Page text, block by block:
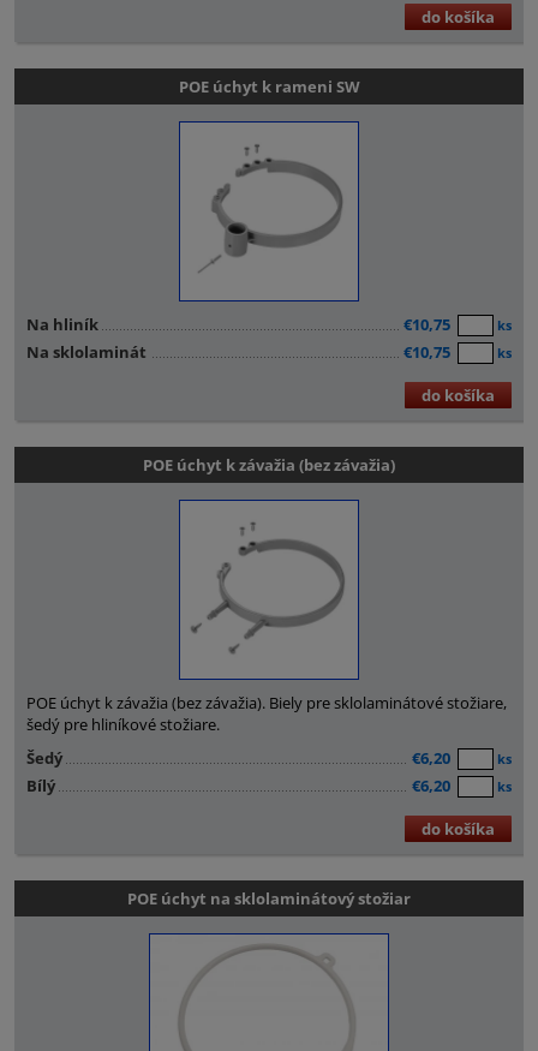
do košíka
POE úchyt k rameni SW
Na hliník €10,75 ks
Na sklolaminát €10,75 ks
do košíka
POE úchyt k závažia (bez závažia)
POE úchyt k závažia (bez závažia). Biely pre sklolaminátové stožiare,
šedý pre hliníkové stožiare.
Šedý
€6,20 ks
Bílý €6,20 ks
do košíka
POE úchyt na sklolaminátový stožiar